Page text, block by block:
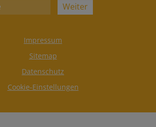
Weiter
Impressum
Sitemap
Datenschutz
Cookie-Einstellungen